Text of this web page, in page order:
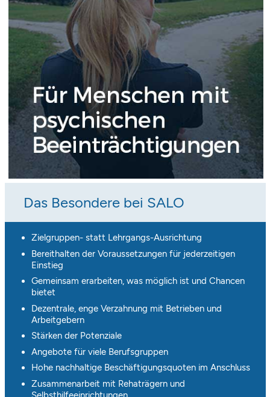
Das Besondere bei SALO
Zielgruppen- statt Lehrgangs-Ausrichtung
Bereithalten der Voraussetzungen für jederzeitigen
Einstieg
Gemeinsam erarbeiten, was möglich ist und Chancen
bietet
Dezentrale, enge Verzahnung mit Betrieben und
Arbeitgebern
Stärken der Potenziale
Angebote für viele Berufsgruppen
Hohe nachhaltige Beschäftigungsquoten im Anschluss
Zusammenarbeit mit Rehaträgern und